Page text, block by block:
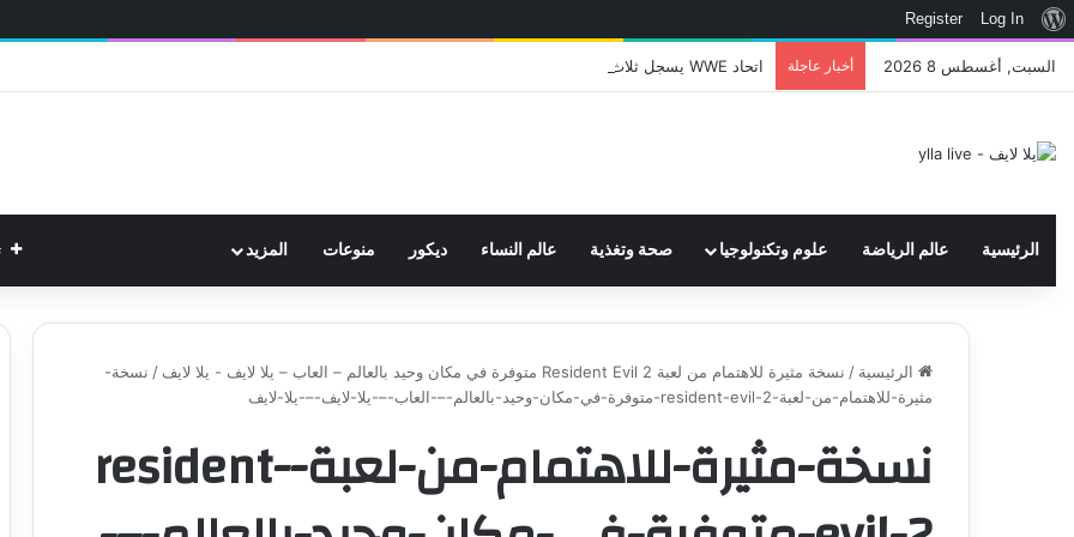
نبذة
ووردبريس
Log In
Register
السبت, أغسطس 8 2026 أخبار عاجلة اتحاد WWE يسجل ثلاث علامات تجارية تتعلق في الألعاب..هل هناك إعلان قريب! – العاب – يلا لايف – يلا لايف
الرئيسية عالم الرياضة علوم وتكنولوجيا صحة وتغذية عالم النساء ديكور منوعات المزيد
الرئيسية / نسخة مثيرة للاهتمام من لعبة Resident Evil 2 متوفرة في مكان وحيد بالعالم – العاب – يلا لايف - يلا لايف / نسخة-
مثيرة-للاهتمام-من-لعبة-resident-evil-2-متوفرة-في-مكان-وحيد-بالعالم-–-العاب-–-يلا-لايف-–-يلا-لايف
نسخة-مثيرة-للاهتمام-من-لعبة-resident-